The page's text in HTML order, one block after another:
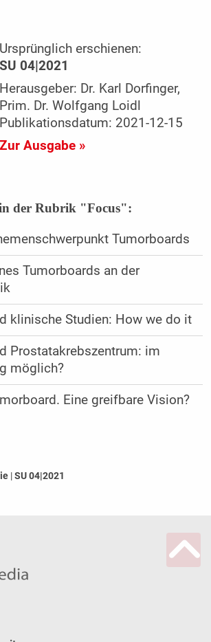
Ursprünglich erschienen:
SU 04|2021
Herausgeber: Dr. Karl Dorfinger,
Prim. Dr. Wolfgang Loidl
Publikationsdatum: 2021-12-15
Zur Ausgabe »
der Rubrik "Focus":
Tumorboards
Tumorboards an der
klinische Studien: How we do it
Prostatakrebszentrum: im
möglich?
Eine greifbare Vision?
|SU 04|2021